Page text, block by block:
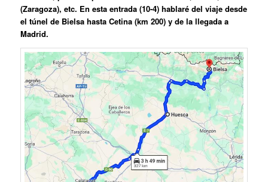
(Zaragoza), etc. En esta entrada (10-4) hablaré del viaje desde
el túnel de Bielsa hasta Cetina (km 200) y de la llegada a
Madrid.